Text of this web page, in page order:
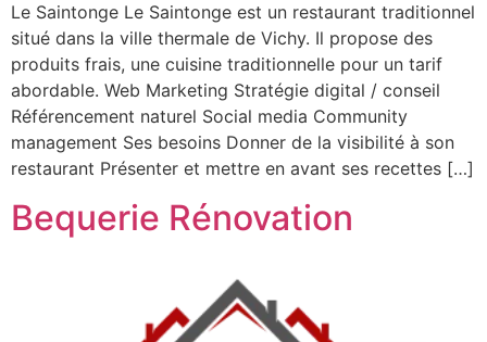
Le Saintonge Le Saintonge est un restaurant traditionnel
situé dans la ville thermale de Vichy. Il propose des
produits frais, une cuisine traditionnelle pour un tarif
abordable. Web Marketing Stratégie digital / conseil
Référencement naturel Social media Community
management Ses besoins Donner de la visibilité à son
restaurant Présenter et mettre en avant ses recettes […]
Bequerie Rénovation